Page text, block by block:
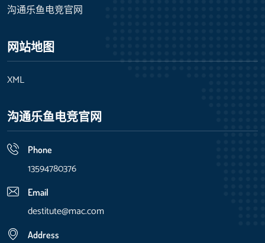
沟通乐鱼电竞官网
网站地图
XML
沟通乐鱼电竞官网
Phone
13594780376
Email
destitute@mac.com
Address